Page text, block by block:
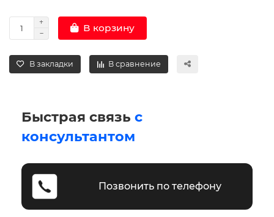
В корзину
В закладки В сравнение
Быстрая связь с
консультантом
Позвонить по телефону